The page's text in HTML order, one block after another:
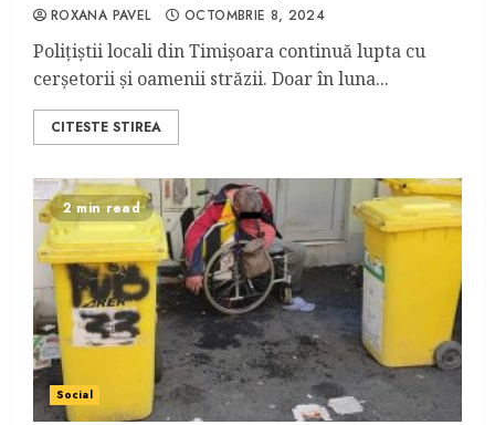
ROXANA PAVEL OCTOMBRIE 8, 2024
Polițiștii locali din Timișoara continuă lupta cu
cerșetorii și oamenii străzii. Doar în luna...
CITESTE STIREA
2 min read
Social